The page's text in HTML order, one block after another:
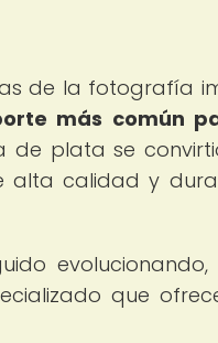
de la fotografía
más común
de plata se
alta calidad y
evolucionando,
que